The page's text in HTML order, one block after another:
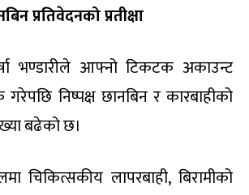
प्रतिवेदनको प्रतीक्षा
भण्डारीले आफ्नो टिकटक अकाउन्ट
गरेपछि निष्पक्ष छानबिन र कारबाहीको
बढेको छ।
चिकित्सकीय लापरबाही, बिरामीको